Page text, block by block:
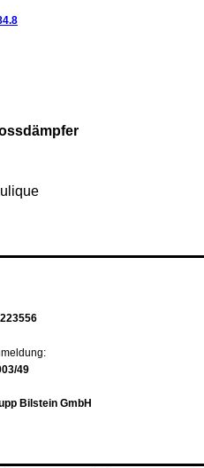
49
Bilstein GmbH